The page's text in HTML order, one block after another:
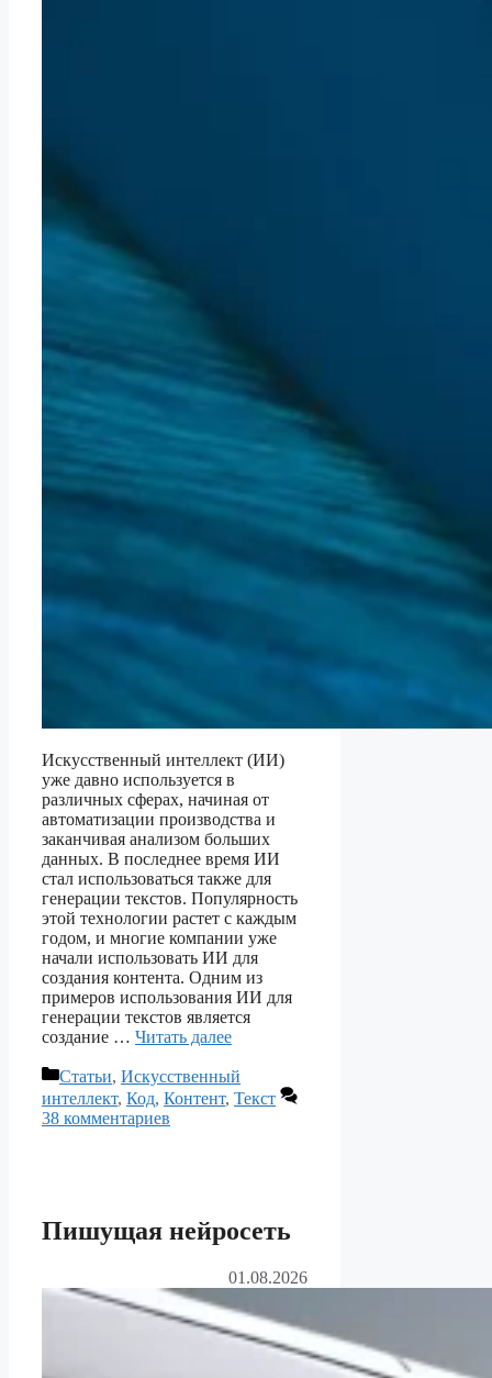
Искусственный интеллект (ИИ)
уже давно используется в
различных сферах, начиная от
автоматизации производства и
заканчивая анализом больших
данных. В последнее время ИИ
стал использоваться также для
генерации текстов. Популярность
этой технологии растет с каждым
годом, и многие компании уже
начали использовать ИИ для
создания контента. Одним из
примеров использования ИИ для
генерации текстов является
создание … Читать далее
Рубрики
Статьи, Искусственный
интеллект, Код, Контент, Текст
38 комментариев
Пишущая нейросеть
01.08.2026